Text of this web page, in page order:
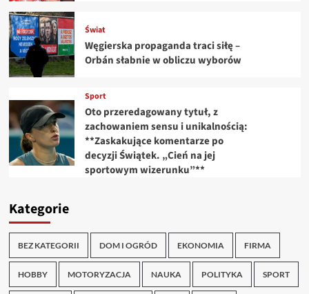
Świat
Węgierska propaganda traci siłę –
Orbán słabnie w obliczu wyborów
Sport
Oto przeredagowany tytuł, z
zachowaniem sensu i unikalnością:
**Zaskakujące komentarze po
decyzji Świątek. „Cień na jej
sportowym wizerunku”**
Kategorie
BEZ KATEGORII DOM I OGRÓD EKONOMIA FIRMA
HOBBY MOTORYZACJA NAUKA POLITYKA SPORT